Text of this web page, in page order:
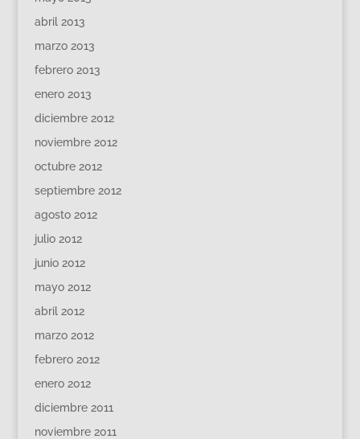
abril 2013
marzo 2013
febrero 2013
enero 2013
diciembre 2012
noviembre 2012
octubre 2012
septiembre 2012
agosto 2012
julio 2012
junio 2012
mayo 2012
abril 2012
marzo 2012
febrero 2012
enero 2012
diciembre 2011
noviembre 2011